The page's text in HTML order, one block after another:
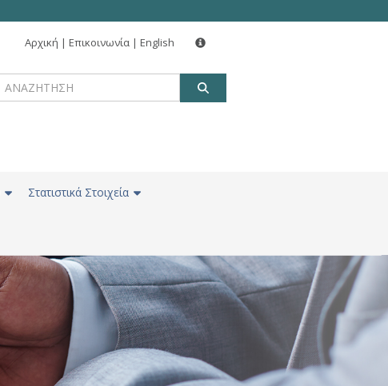
Αρχική | Επικοινωνία | English
Στατιστικά Στοιχεία